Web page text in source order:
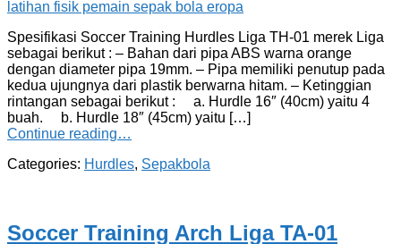
Spesifikasi Soccer Training Hurdles Liga TH-01 merek Liga
sebagai berikut : – Bahan dari pipa ABS warna orange
dengan diameter pipa 19mm. – Pipa memiliki penutup pada
kedua ujungnya dari plastik berwarna hitam. – Ketinggian
rintangan sebagai berikut : a. Hurdle 16″ (40cm) yaitu 4
buah. b. Hurdle 18″ (45cm) yaitu […]
Continue reading…
Categories: Hurdles, Sepakbola
Soccer Training Arch Liga TA-01